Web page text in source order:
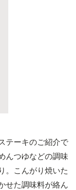
テーキのご紹介で
んつゆなどの調味
。こんがり焼いた
せた調味料が絡ん